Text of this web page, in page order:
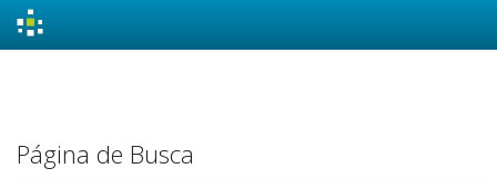
Página de Busca